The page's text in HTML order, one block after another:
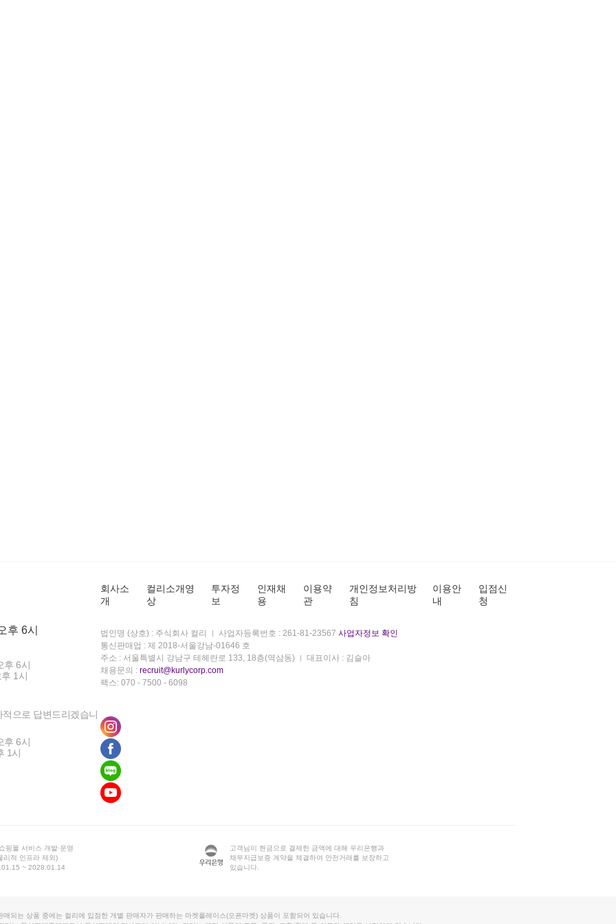
후 6시
후 6시
1시
으로 답변드리겠습니
후 6시
1시
회사소
개
컬리소개영
상
투자정
보
인재채
용
이용약
관
개인정보처리방
침
이용안
내
입점신
청
법인명 (상호) : 주식회사 컬리 사업자등록번호 : 261-81-23567 사업자정보 확인
통신판매업 : 제 2018-서울강남-01646 호
주소 : 서울특별시 강남구 테헤란로 133, 18층(역삼동)
대표이사 : 김슬아
채용문의 : recruit@kurlycorp.com
팩스: 070 - 7500 - 6098
핑몰 서비스 개발·운영
리적 인프라 제외)
~ 2028.01.14
고객님이 현금으로 결제한 금액에 대해 우리은행과
채무지급보증 계약을 체결하여 안전거래를 보장하고
있습니다.
매되는 상품 중에는 컬리에 입점한 개별 판매자가 판매하는 마켓플레이스(오픈마켓) 상품이 포함되어 있습니다.